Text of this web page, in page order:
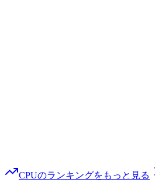
CPUのランキングをもっと見る